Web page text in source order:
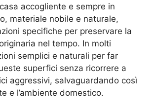
accogliente e sempre in
materiale nobile e naturale,
specifiche per preservare la
nel tempo. In molti
semplici e naturali per far
superfici senza ricorrere a
aggressivi, salvaguardando così
e l’ambiente domestico.